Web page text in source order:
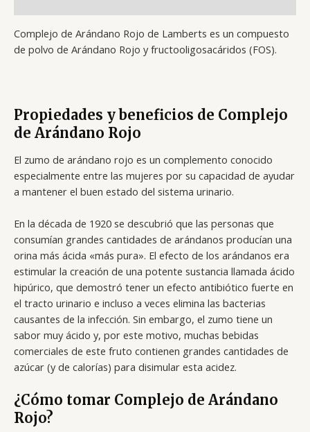
Complejo de Arándano Rojo de Lamberts es un compuesto
de polvo de Arándano Rojo y fructooligosacáridos (FOS).
Propiedades y beneficios de Complejo
de Arándano Rojo
El zumo de arándano rojo es un complemento conocido
especialmente entre las mujeres por su capacidad de ayudar
a mantener el buen estado del sistema urinario.
En la década de 1920 se descubrió que las personas que
consumían grandes cantidades de arándanos producían una
orina más ácida «más pura». El efecto de los arándanos era
estimular la creación de una potente sustancia llamada ácido
hipúrico, que demostró tener un efecto antibiótico fuerte en
el tracto urinario e incluso a veces elimina las bacterias
causantes de la infección. Sin embargo, el zumo tiene un
sabor muy ácido y, por este motivo, muchas bebidas
comerciales de este fruto contienen grandes cantidades de
azúcar (y de calorías) para disimular esta acidez.
¿Cómo tomar Complejo de Arándano
Rojo?